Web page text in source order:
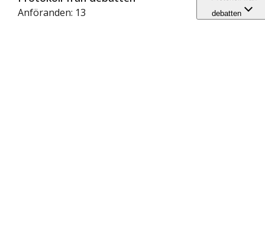
Anföranden: 13
debatten